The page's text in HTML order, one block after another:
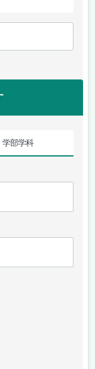
学部学科